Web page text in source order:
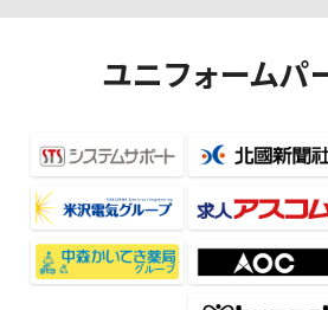
ユニフォームパ